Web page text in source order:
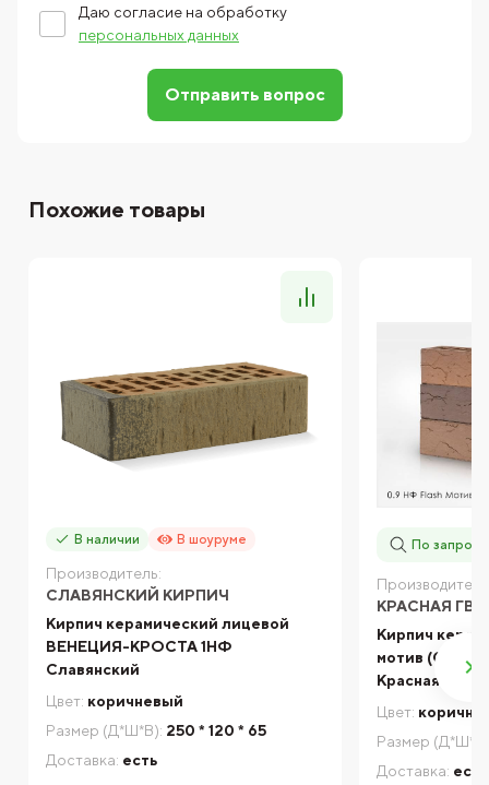
Даю согласие на обработку
персональных данных
Отправить вопрос
Похожие товары
В наличии В шоуруме
Производитель:
СЛАВЯНСКИЙ КИРПИЧ
Кирпич керамический лицевой
ВЕНЕЦИЯ-КРОСТА 1НФ
Славянский
Цвет: коричневый
Размер (Д*Ш*В): 250 * 120 * 65
Доставка: есть
По запросу
КРАСНАЯ
Кирпич
мотив
Красная
Цвет:
Размер
Доставка: есть